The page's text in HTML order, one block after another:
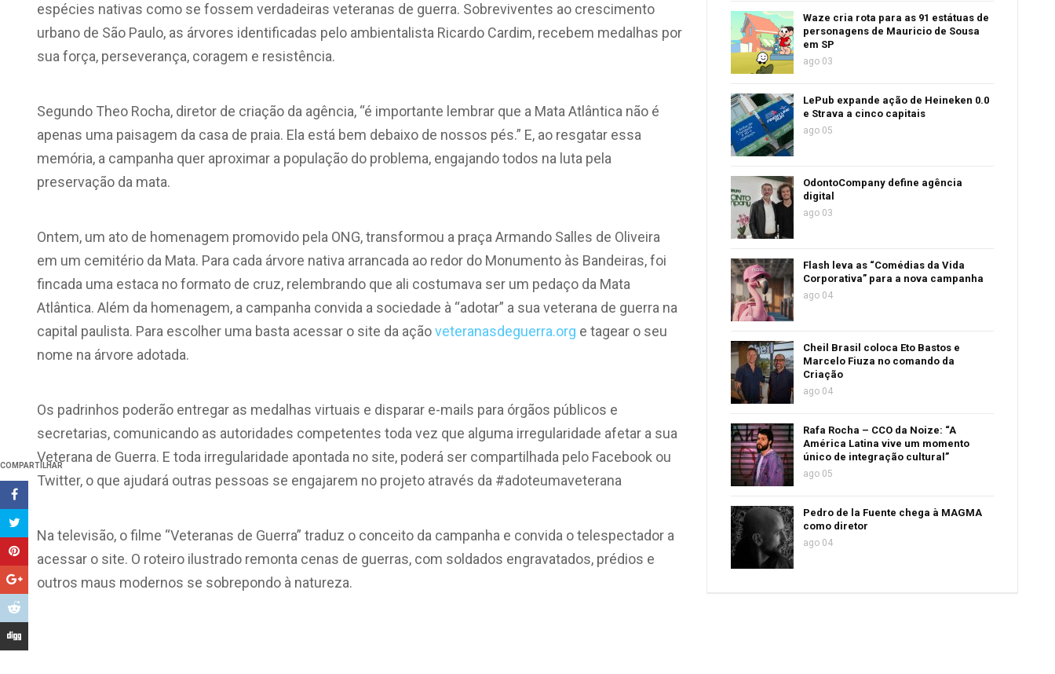
COMPARTILHAR
espécies nativas como se fossem verdadeiras veteranas de guerra. Sobreviventes ao crescimento
urbano de São Paulo, as árvores identificadas pelo ambientalista Ricardo Cardim, recebem medalhas por
sua força, perseverança, coragem e resistência.
Segundo Theo Rocha, diretor de criação da agência, “é importante lembrar que a Mata Atlântica não é
apenas uma paisagem da casa de praia. Ela está bem debaixo de nossos pés.” E, ao resgatar essa
memória, a campanha quer aproximar a população do problema, engajando todos na luta pela
preservação da mata.
Ontem, um ato de homenagem promovido pela ONG, transformou a praça Armando Salles de Oliveira
em um cemitério da Mata. Para cada árvore nativa arrancada ao redor do Monumento às Bandeiras, foi
fincada uma estaca no formato de cruz, relembrando que ali costumava ser um pedaço da Mata
Atlântica. Além da homenagem, a campanha convida a sociedade à “adotar” a sua veterana de guerra na
capital paulista. Para escolher uma basta acessar o site da açãoveteranasdeguerra.org e tagear o seu
nome na árvore adotada.
Os padrinhos poderão entregar as medalhas virtuais e disparar e-mails para órgãos públicos e
secretarias, comunicando as autoridades competentes toda vez que alguma irregularidade afetar a sua
Veterana de Guerra. E toda irregularidade apontada no site, poderá ser compartilhada pelo Facebook ou
Twitter, o que ajudará outras pessoas se engajarem no projeto através da #adoteumaveterana
Na televisão, o filme “Veteranas de Guerra” traduz o conceito da campanha e convida o telespectador a
acessar o site. O roteiro ilustrado remonta cenas de guerras, com soldados engravatados, prédios e
outros maus modernos se sobrepondo à natureza.
Waze cria rota para as 91 estátuas de
personagens de Mauricio de Sousa
em SP
ago 03
LePub expande ação de Heineken 0.0
e Strava a cinco capitais
ago 05
OdontoCompany define agência
digital
ago 03
Flash leva as “Comédias da Vida
Corporativa” para a nova campanha
ago 04
Cheil Brasil coloca Eto Bastos e
Marcelo Fiuza no comando da
Criação
ago 04
Rafa Rocha – CCO da Noize: “A
América Latina vive um momento
único de integração cultural”
ago 05
Pedro de la Fuente chega à MAGMA
como diretor
ago 04